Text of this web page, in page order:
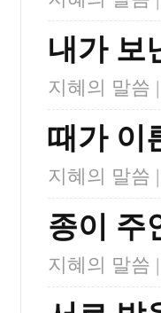
내가 보
지혜의 말씀 |
때가 이
지혜의 말씀 |
종이 주
지혜의 말씀 |